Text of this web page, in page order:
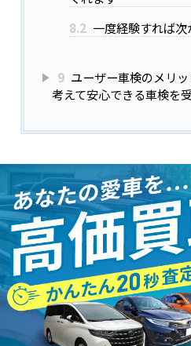
8.2 一度経験すれば
9 ユーザー車検のメリ
考えて安心できる車検を